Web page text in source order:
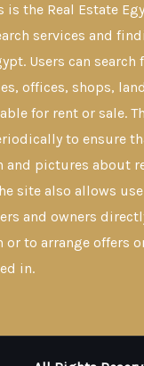
is the Real Estate
services and
Users can search
offices, shops,
for rent or sale.
to ensure
and pictures about
site also allows
and owners
or to arrange offers
in.